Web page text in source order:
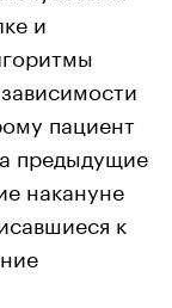
и
пациент
предыдущие
накануне
к